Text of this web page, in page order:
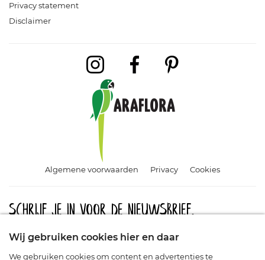
Privacy statement
Disclaimer
Algemene voorwaarden Privacy Cookies
Schrijf je in voor de nieuwsbrief.
Meld u aan en blijf op de hoogte van aanbiedingen, promoties
Wij gebruiken cookies hier en daar
We gebruiken cookies om content en advertenties te